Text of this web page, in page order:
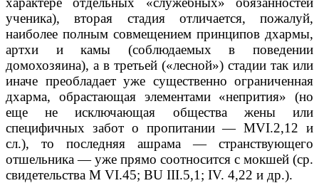
ученика), вторая стадия отличается, пожалуй,
наиболее полным совмещением принципов дхармы,
артхи и камы (соблюдаемых в поведении
домохозяина), а в третьей («лесной») стадии так или
иначе преобладает уже существенно ограниченная
дхарма, обрастающая элементами «непрития» (но
еще не исключающая общества жены или
специфичных забот о пропитании — MVI.2,12 и
сл.), то последняя ашрама — странствующего
отшельника — уже прямо соотносится с мокшей (ср.
свидетельства M VI.45; BU III.5,1; IV. 4,22 и др.).